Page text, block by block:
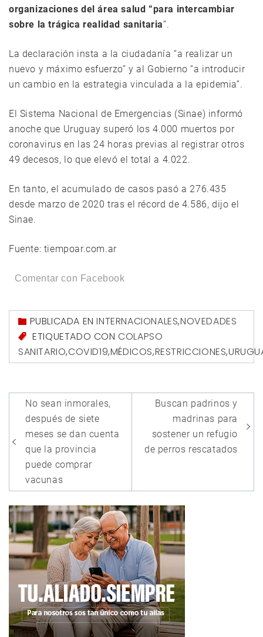
organizaciones del área salud “para intercambiar
sobre la trágica realidad sanitaria”.
La declaración insta a la ciudadanía “a realizar un
nuevo y máximo esfuerzo” y al Gobierno “a introducir
un cambio en la estrategia vinculada a la epidemia”.
El Sistema Nacional de Emergencias (Sinae) informó
anoche que Uruguay superó los 4.000 muertos por
coronavirus en las 24 horas previas al registrar otros
49 decesos, lo que elevó el total a 4.022.
En tanto, el acumulado de casos pasó a 276.435
desde marzo de 2020 tras el récord de 4.586, dijo el
Sinae.
Fuente: tiempoar.com.ar
Comentar con Facebook
PUBLICADA ENINTERNACIONALES,NOVEDADES
ETIQUETADO CONCOLAPSO
SANITARIO,COVID19,MÉDICOS,RESTRICCIONES,
Navegación
de
entradas
No sean inmorales,
después de siete
meses se dan cuenta
que la provincia
puede comprar
vacunas
Buscan padrinos y
madrinas para
sostener un refugio
de perros rescatados